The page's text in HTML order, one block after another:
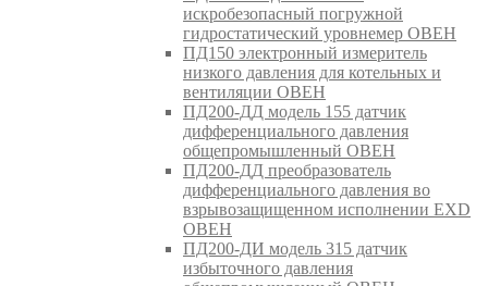
искробезопасный погружной
гидростатический уровнемер ОВЕН
ПД150 электронный измеритель
низкого давления для котельных и
вентиляции ОВЕН
ПД200-ДД модель 155 датчик
дифференциального давления
общепромышленный ОВЕН
ПД200-ДД преобразователь
дифференциального давления во
взрывозащищенном исполнении EXD
ОВЕН
ПД200-ДИ модель 315 датчик
избыточного давления